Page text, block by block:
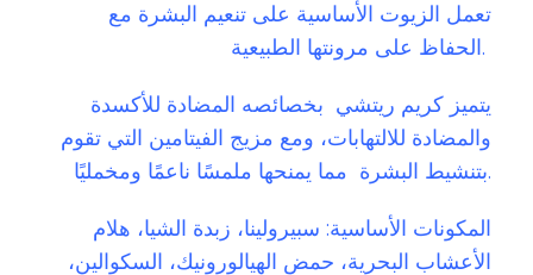
تعمل الزيوت الأساسية على تنعيم البشرة مع
الحفاظ على مرونتها الطبيعية.
يتميز كريم ريتشي بخصائصه المضادة للأكسدة
والمضادة للالتهابات، ومع مزيج الفيتامين التي تقوم
بتنشيط البشرة مما يمنحها ملمسًا ناعمًا ومخمليًا.
المكونات الأساسية: سبيرولينا، زبدة الشيا، هلام
الأعشاب البحرية، حمض الهيالورونيك، السكوالين،